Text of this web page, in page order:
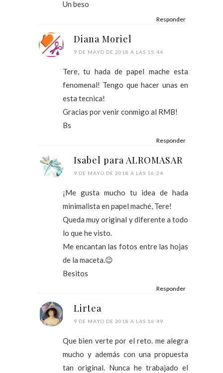
Un beso
Responder
Diana Moriel
9 DE MAYO DE 2018 A LAS 15:44
Tere, tu hada de papel mache esta
fenomenal! Tengo que hacer unas en
esta tecnica!
Gracias por venir conmigo al RMB!
Bs
Responder
Isabel para ALROMASAR
9 DE MAYO DE 2018 A LAS 16:24
¡Me gusta mucho tu idea de hada
minimalista en papel maché, Tere!
Queda muy original y diferente a todo
lo que he visto.
Me encantan las fotos entre las hojas
de la maceta.😉
Besitos
Responder
Lirtea
9 DE MAYO DE 2018 A LAS 16:49
Que bien verte por el reto. me alegra
mucho y además con una propuesta
tan original. Nunca he trabajado el